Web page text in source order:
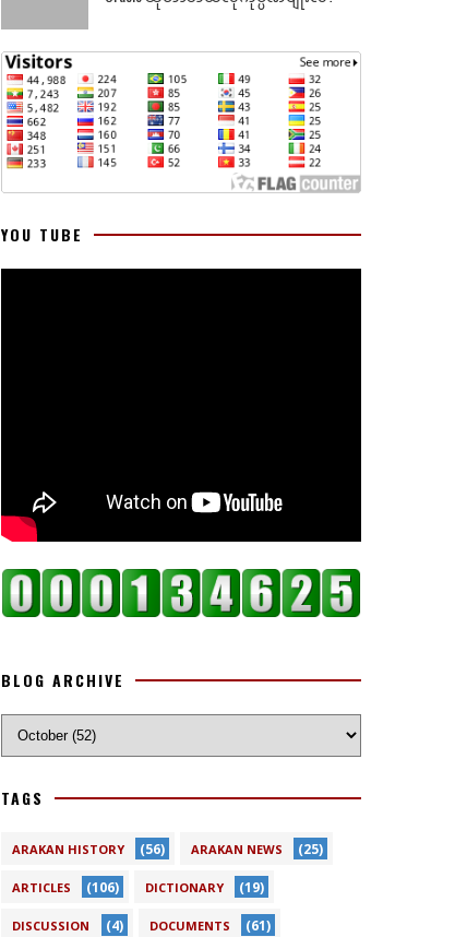
YOU TUBE
BLOG ARCHIVE
TAGS
ARAKAN HISTORY (56) ARAKAN NEWS (25)
ARTICLES (106) DICTIONARY (19)
DISCUSSION (4) DOCUMENTS (61)